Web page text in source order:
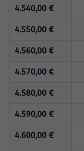
4.540,00 €
4.550,00 €
4.560,00 €
4.570,00 €
4.580,00 €
4.590,00 €
4.600,00 €